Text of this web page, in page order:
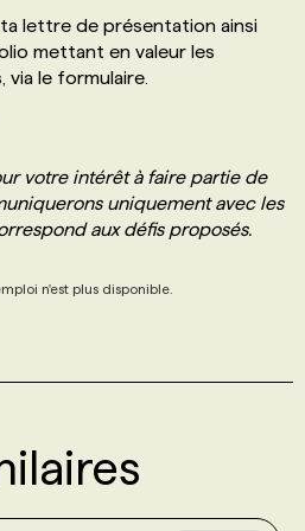
lettre de présentation ainsi
mettant en valeur les
le formulaire.
votre intérêt à faire partie de
uniquement avec les
aux défis proposés.
n'est plus disponible.